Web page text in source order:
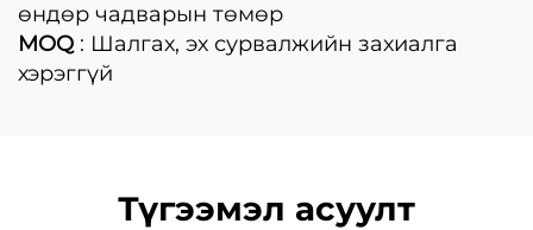
өндөр чадварын төмөр
MOQ : Шалгах, эх сурвалжийн захиалга
хэрэггүй
Түгээмэл асуулт